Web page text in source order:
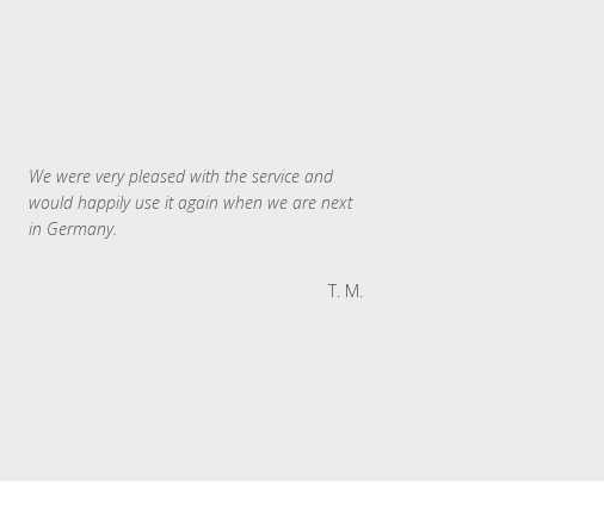
We were very pleased with the service and
would happily use it again when we are next
in Germany.
T. M.